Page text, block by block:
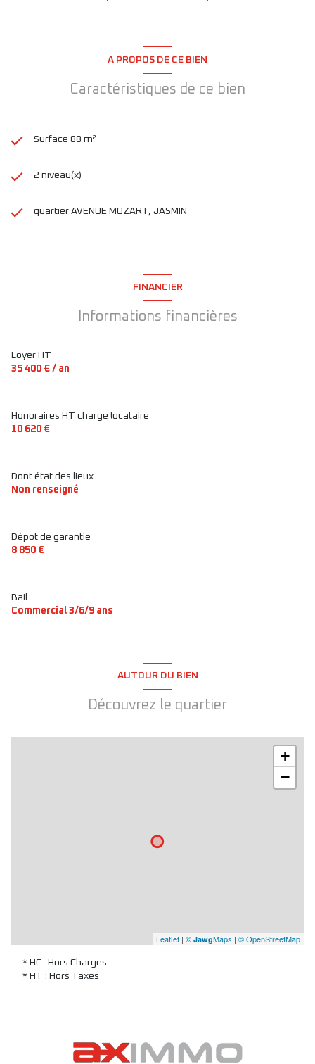
A PROPOS DE CE BIEN
Caractéristiques de ce bien
Surface 88 m²
2 niveau(x)
quartier AVENUE MOZART, JASMIN
FINANCIER
Informations financières
Loyer HT
35 400 € / an
Honoraires HT charge locataire
10 620 €
Dont état des lieux
Non renseigné
Dépot de garantie
8 850 €
Bail
Commercial 3/6/9 ans
AUTOUR DU BIEN
Découvrez le quartier
+
−
Leaflet | © JawgMaps | © OpenStreetMap
* HC : Hors Charges
* HT : Hors Taxes